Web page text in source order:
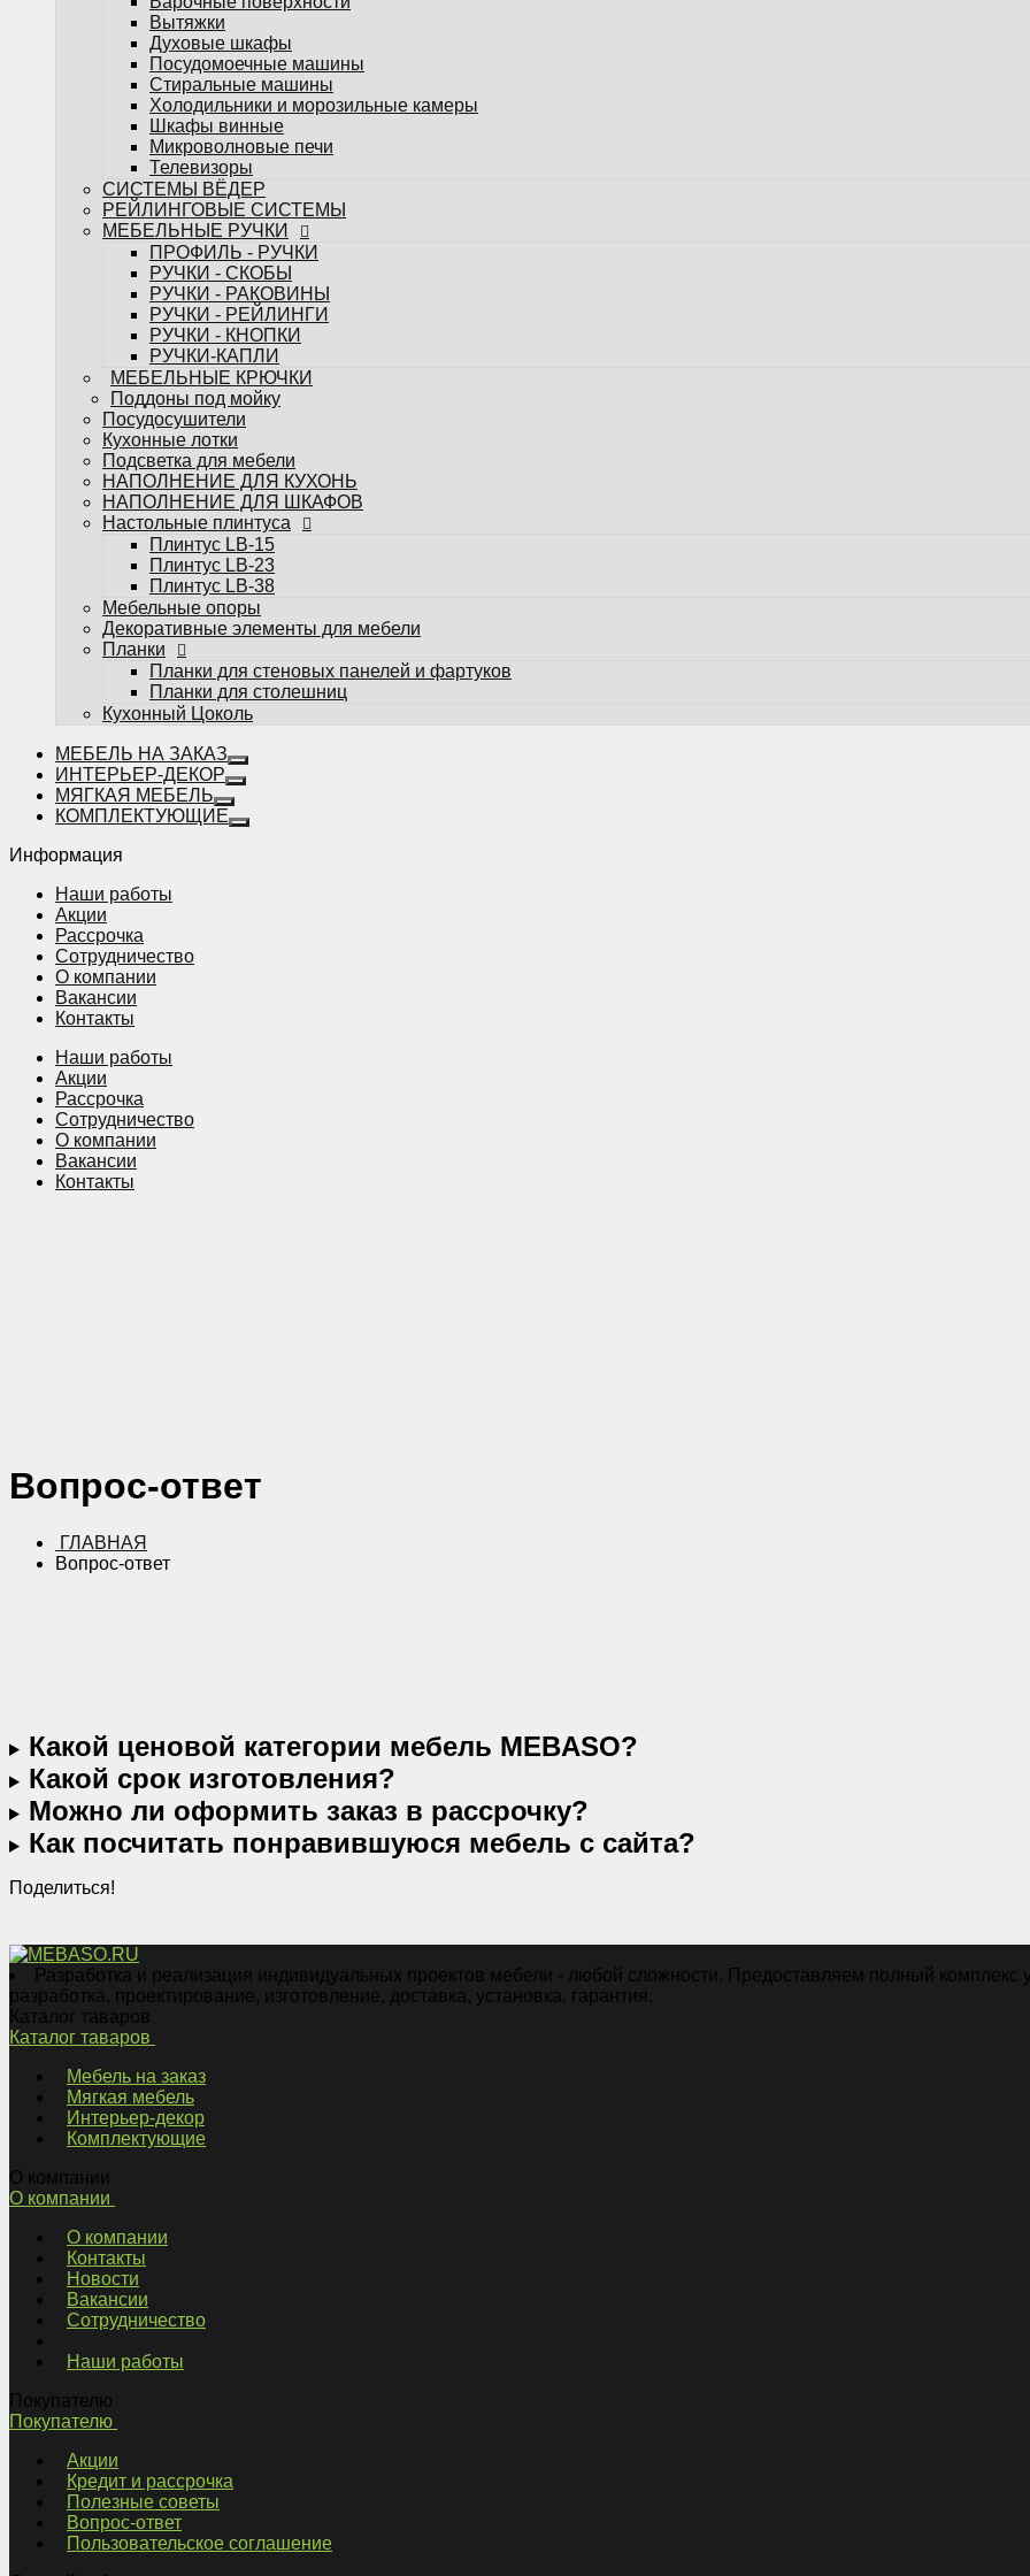
РУЧКИ - СКОБЫ
РУЧКИ - РАКОВИНЫ
РУЧКИ - РЕЙЛИНГИ
РУЧКИ - КНОПКИ
РУЧКИ-КАПЛИ
МЕБЕЛЬНЫЕ КРЮЧКИ
Поддоны под мойку
Посудосушители
Кухонные лотки
Подсветка для мебели
НАПОЛНЕНИЕ ДЛЯ КУХОНЬ
НАПОЛНЕНИЕ ДЛЯ ШКАФОВ
Настольные плинтуса
Плинтус LB-15
Плинтус LB-23
Плинтус LB-38
Мебельные опоры
Декоративные элементы для мебели
Планки
Планки для стеновых панелей и фартуков
Планки для столешниц
Кухонный Цоколь
Избранное
Сравнение
Вы смотрели
Вытяжки
Духовые шкафы
Посудомоечные машины
Стиральные машины
Холодильники и морозильные камеры
Шкафы винные
Микроволновые печи
Телевизоры
СИСТЕМЫ ВЁДЕР
РЕЙЛИНГОВЫЕ СИСТЕМЫ
МЕБЕЛЬНЫЕ РУЧКИ
ПРОФИЛЬ - РУЧКИ
РУЧКИ - СКОБЫ
РУЧКИ - РАКОВИНЫ
РУЧКИ - РЕЙЛИНГИ
РУЧКИ - КНОПКИ
РУЧКИ-КАПЛИ
МЕБЕЛЬНЫЕ КРЮЧКИ
Поддоны под мойку
Посудосушители
Кухонные лотки
Подсветка для мебели
НАПОЛНЕНИЕ ДЛЯ КУХОНЬ
НАПОЛНЕНИЕ ДЛЯ ШКАФОВ
Настольные плинтуса
Плинтус LB-15
Плинтус LB-23
Плинтус LB-38
Мебельные опоры
Декоративные элементы для мебели
Планки
Планки для стеновых панелей и фартуков
Планки для столешниц
Кухонный Цоколь
МЕБЕЛЬ НА ЗАКАЗ
ИНТЕРЬЕР-ДЕКОР
МЯГКАЯ МЕБЕЛЬ
КОМПЛЕКТУЮЩИЕ
Информация
Наши работы
Акции
Рассрочка
Сотрудничество
О компании
Вакансии
Контакты
Наши работы
Акции
Рассрочка
Сотрудничество
О компании
Вакансии
Контакты
Вопрос-ответ
ГЛАВНАЯ
Вопрос-ответ
Какой ценовой категории мебель MEBASO?
Какой срок изготовления?
Можно ли оформить заказ в рассрочку?
Как посчитать понравившуюся мебель с сайта?
Поделиться!
Разработка и реализация индивидуальных проектов мебели - любой сложности. Предоставляем полный комплекс
разработка, проектирование, изготовление, доставка, установка, гарантия.
Каталог таваров
Каталог таваров
Мебель на заказ
Мягкая мебель
Интерьер-декор
Комплектующие
О компании
О компании
О компании
Контакты
Новости
Вакансии
Сотрудничество
Наши работы
Покупателю
Покупателю
Акции
Кредит и рассрочка
Полезные советы
Вопрос-ответ
Пользовательское соглашение